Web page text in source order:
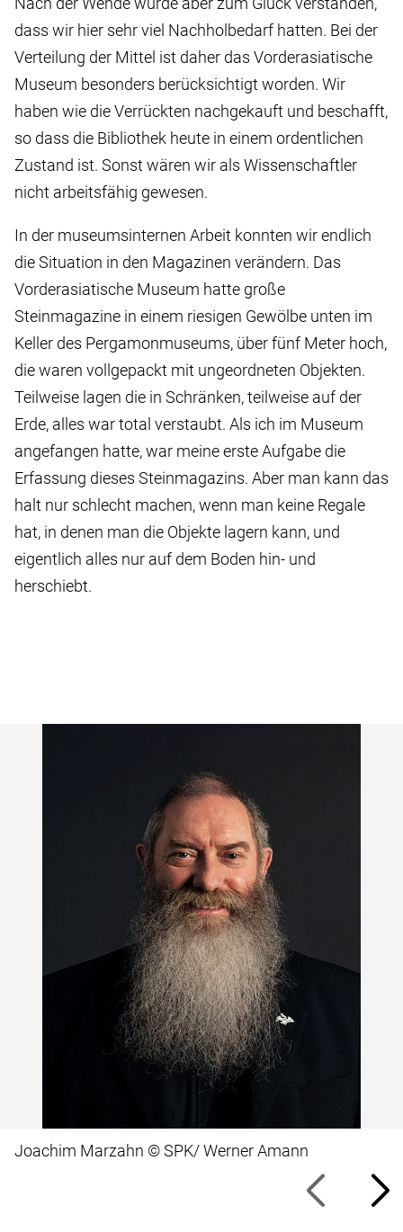
dass wir hier sehr viel Nachholbedarf hatten. Bei der
Verteilung der Mittel ist daher das Vorderasiatische
Museum besonders berücksichtigt worden. Wir
haben wie die Verrückten nachgekauft und beschafft,
so dass die Bibliothek heute in einem ordentlichen
Zustand ist. Sonst wären wir als Wissenschaftler
nicht arbeitsfähig gewesen.
In der museumsinternen Arbeit konnten wir endlich
die Situation in den Magazinen verändern. Das
Vorderasiatische Museum hatte große
Steinmagazine in einem riesigen Gewölbe unten im
Keller des Pergamonmuseums, über fünf Meter hoch,
die waren vollgepackt mit ungeordneten Objekten.
Teilweise lagen die in Schränken, teilweise auf der
Erde, alles war total verstaubt. Als ich im Museum
angefangen hatte, war meine erste Aufgabe die
Erfassung dieses Steinmagazins. Aber man kann das
halt nur schlecht machen, wenn man keine Regale
hat, in denen man die Objekte lagern kann, und
eigentlich alles nur auf dem Boden hin- und
herschiebt.
Joachim Marzahn © SPK/ Werner Amann